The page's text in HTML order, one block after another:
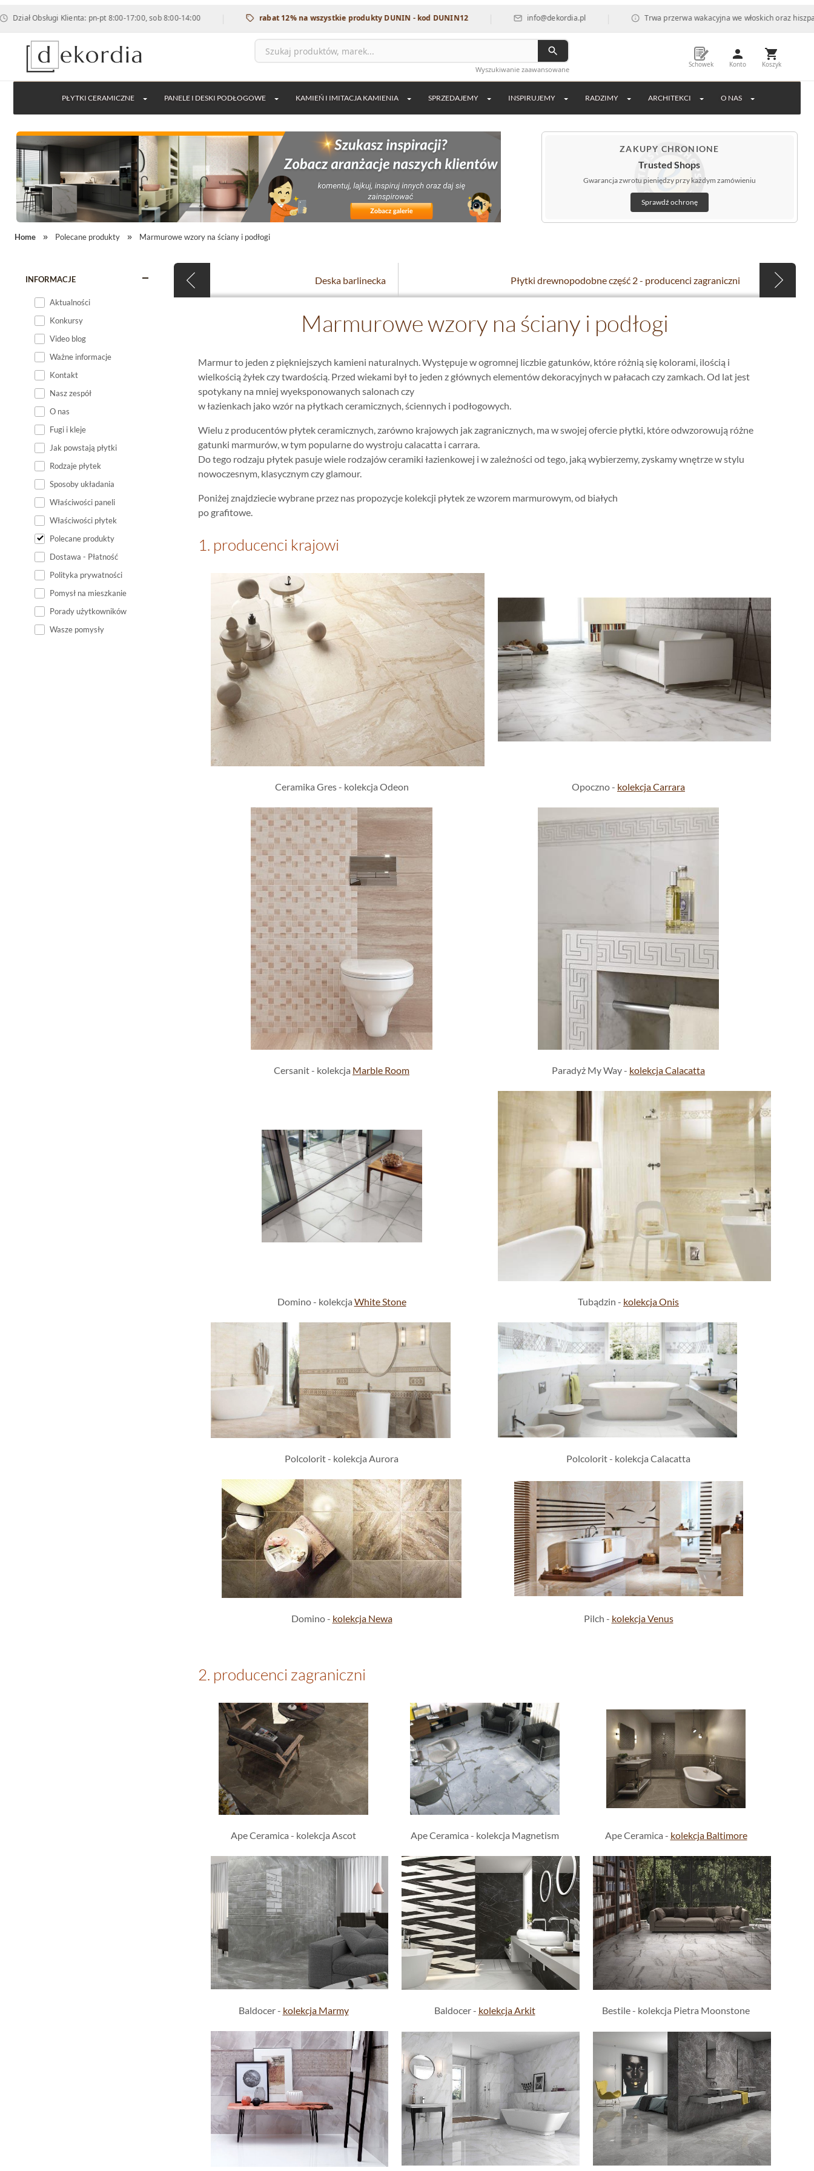
Klienta: pn-pt 8:00-17:00, sob 8:00-14:00 | rabat 12% na wszystkie produkty DUNIN - kod DUNIN12 | info@dekordia.pl | Trwa przerwa wakacyjna we włoskich oraz hiszpańskich
Wyszukiwanie zaawansowane
Schowek Konto Koszyk
PŁYTKI CERAMICZNE PANELE I DESKI PODŁOGOWE KAMIEŃ I IMITACJA KAMIENIA SPRZEDAJEMY INSPIRUJEMY RADZIMY ARCHITEKCI O NAS
ZAKUPY CHRONIONE
Trusted Shops
Gwarancja zwrotu pieniędzy przy każdym zamówieniu
Sprawdź ochronę
Home Polecane produkty Marmurowe wzory na ściany i podłogi
INFORMACJE
Aktualności
Konkursy
Video blog
Ważne informacje
Kontakt
Nasz zespół
O nas
Fugi i kleje
Jak powstają płytki
Rodzaje płytek
Sposoby układania
Właściwości paneli
Właściwości płytek
Polecane produkty
Dostawa - Płatność
Polityka prywatności
Pomysł na mieszkanie
Porady użytkowników
Wasze pomysły
Deska barlinecka Płytki drewnopodobne część 2 - producenci zagraniczni
Marmurowe wzory na ściany i podłogi
Marmur to jeden z piękniejszych kamieni naturalnych. Występuje w ogromnej liczbie gatunków, które różnią się kolorami, ilością i
wielkością żyłek czy twardością. Przed wiekami był to jeden z głównych elementów dekoracyjnych w pałacach czy zamkach. Od lat jest
spotykany na mniej wyeksponowanych salonach czy
w łazienkach jako wzór na płytkach ceramicznych, ściennych i podłogowych.
Wielu z producentów płytek ceramicznych, zarówno krajowych jak zagranicznych, ma w swojej ofercie płytki, które odwzorowują różne
gatunki marmurów, w tym popularne do wystroju calacatta i carrara.
Do tego rodzaju płytek pasuje wiele rodzajów ceramiki łazienkowej i w zależności od tego, jaką wybierzemy, zyskamy wnętrze w stylu
nowoczesnym, klasycznym czy glamour.
Poniżej znajdziecie wybrane przez nas propozycje kolekcji płytek ze wzorem marmurowym, od białych
po grafitowe.
1. producenci krajowi
Ceramika Gres - kolekcja Odeon Opoczno - kolekcja Carrara
Cersanit - kolekcja Marble Room Paradyż My Way - kolekcja Calacatta
Domino - kolekcja White Stone Tubądzin - kolekcja Onis
Polcolorit - kolekcja Aurora Polcolorit - kolekcja Calacatta
Domino - kolekcja Newa Pilch - kolekcja Venus
2. producenci zagraniczni
Ape Ceramica - kolekcja Ascot Ape Ceramica - kolekcja Magnetism Ape Ceramica - kolekcja Baltimore
Baldocer - kolekcja Marmy Baldocer - kolekcja Arkit Bestile - kolekcja Pietra Moonstone